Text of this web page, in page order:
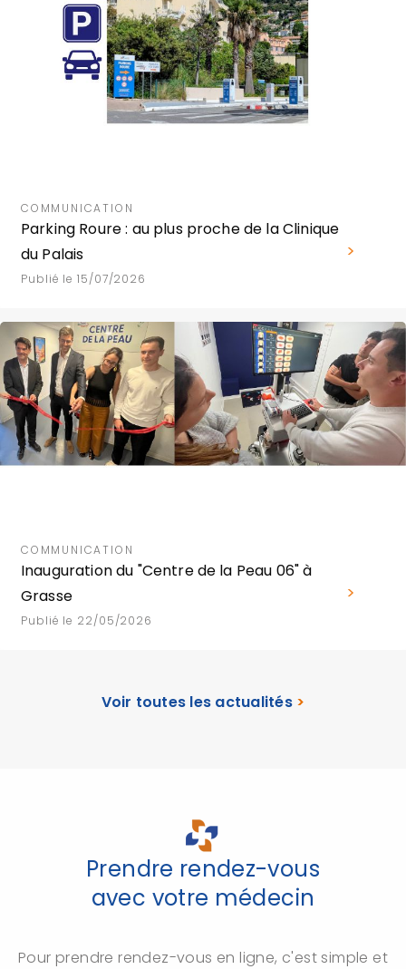
COMMUNICATION
Parking Roure : au plus proche de la Clinique
du Palais
Publié le 15/07/2026
COMMUNICATION
Inauguration du "Centre de la Peau 06" à
Grasse
Publié le 22/05/2026
Voir toutes les actualités >
Prendre rendez-vous
avec votre médecin
Pour prendre rendez-vous en ligne, c'est simple et